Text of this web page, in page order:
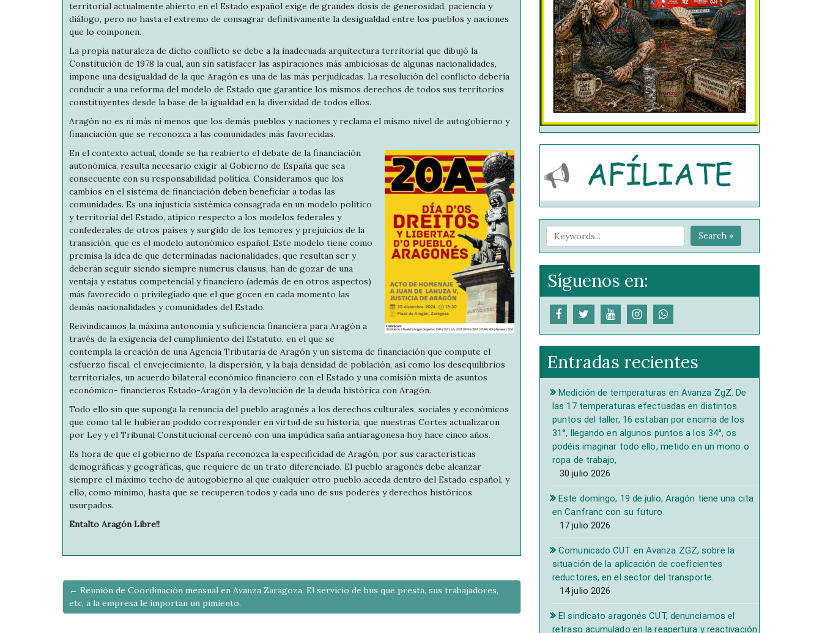
territorial actualmente abierto en el Estado español exige de grandes dosis de generosidad, paciencia y
diálogo, pero no hasta el extremo de consagrar definitivamente la desigualdad entre los pueblos y naciones
que lo componen.
La propia naturaleza de dicho conflicto se debe a la inadecuada arquitectura territorial que dibujó la
Constitución de 1978 la cual, aun sin satisfacer las aspiraciones más ambiciosas de algunas nacionalidades,
impone una desigualdad de la que Aragón es una de las más perjudicadas. La resolución del conflicto debería
conducir a una reforma del modelo de Estado que garantice los mismos derechos de todos sus territorios
constituyentes desde la base de la igualdad en la diversidad de todos ellos.
Aragón no es ni más ni menos que los demás pueblos y naciones y reclama el mismo nivel de autogobierno y
financiación que se reconozca a las comunidades más favorecidas.
En el contexto actual, donde se ha reabierto el debate de la financiación
autonómica, resulta necesario exigir al Gobierno de España que sea
consecuente con su responsabilidad política. Consideramos que los
cambios en el sistema de financiación deben beneficiar a todas las
comunidades. Es una injusticia sistémica consagrada en un modelo político
y territorial del Estado, atípico respecto a los modelos federales y
confederales de otros países y surgido de los temores y prejuicios de la
transición, que es el modelo autonómico español. Este modelo tiene como
premisa la idea de que determinadas nacionalidades, que resultan ser y
deberán seguir siendo siempre numerus clausus, han de gozar de una
ventaja y estatus competencial y financiero (además de en otros aspectos)
más favorecido o privilegiado que el que gocen en cada momento las
demás nacionalidades y comunidades del Estado.
Reivindicamos la máxima autonomía y suficiencia financiera para Aragón a
través de la exigencia del cumplimiento del Estatuto, en el que se
contempla la creación de una Agencia Tributaria de Aragón y un sistema de financiación que compute el
esfuerzo fiscal, el envejecimiento, la dispersión, y la baja densidad de población, así como los desequilibrios
territoriales, un acuerdo bilateral económico financiero con el Estado y una comisión mixta de asuntos
económico- financieros Estado-Aragón y la devolución de la deuda histórica con Aragón.
Todo ello sin que suponga la renuncia del pueblo aragonés a los derechos culturales, sociales y económicos
que como tal le hubieran podido corresponder en virtud de su historia, que nuestras Cortes actualizaron
por Ley y el Tribunal Constitucional cercenó con una impúdica saña antiaragonesa hoy hace cinco años.
Es hora de que el gobierno de España reconozca la especificidad de Aragón, por sus características
demográficas y geográficas, que requiere de un trato diferenciado. El pueblo aragonés debe alcanzar
siempre el máximo techo de autogobierno al que cualquier otro pueblo acceda dentro del Estado español, y
ello, como mínimo, hasta que se recuperen todos y cada uno de sus poderes y derechos históricos
usurpados.
Entalto Aragón Libre!!
← Reunión de Coordinación mensual en Avanza Zaragoza. El servicio de bus que presta, sus trabajadores,
etc, a la empresa le importan un pimiento.
Search »
Síguenos en:
Entradas recientes
Medición de temperaturas en Avanza ZgZ. De
las 17 temperaturas efectuadas en distintos
puntos del taller, 16 estaban por encima de los
31°, llegando en algunos puntos a los 34°, os
podéis imaginar todo ello, metido en un mono o
ropa de trabajo,
30 julio 2026
Este domingo, 19 de julio, Aragón tiene una cita
en Canfranc con su futuro.
17 julio 2026
Comunicado CUT en Avanza ZGZ, sobre la
situación de la aplicación de coeficientes
reductores, en el sector del transporte.
14 julio 2026
El sindicato aragonés CUT, denunciamos el
retraso acumulado en la reapertura y reactivación